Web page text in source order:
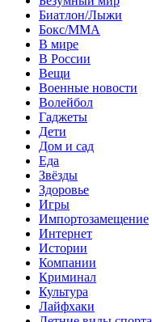
Биатлон/Лыжи
Бокс/MMA
В мире
В России
Вещи
Военные новости
Волейбол
Гаджеты
Дети
Дом и сад
Еда
Звёзды
Здоровье
Игры
Импортозамещение
Интернет
Истории
Компании
Криминал
Культура
Лайфхаки